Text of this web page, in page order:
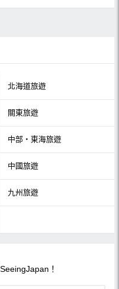
北海道旅遊
關東旅遊
中部・東海旅遊
中國旅遊
九州旅遊
！